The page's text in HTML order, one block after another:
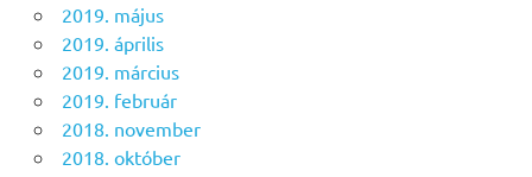
2019. május
2019. április
2019. március
2019. február
2018. november
2018. október